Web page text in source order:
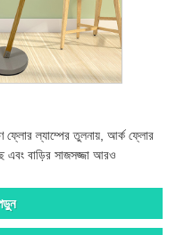
ফ্লোর ল্যাম্পের তুলনায়, আর্ক ফ্লোর
এবং বাড়ির সাজসজ্জা আরও